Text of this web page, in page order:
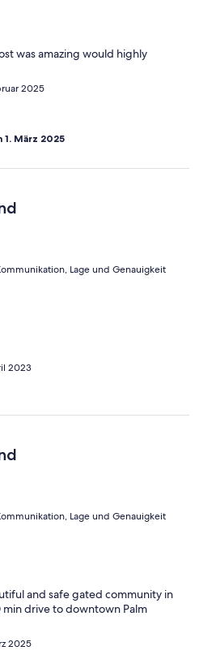
was amazing would highly
2025
März 2025
Lage und Genauigkeit
2023
Lage und Genauigkeit
and safe gated community in
min drive to downtown Palm
2025